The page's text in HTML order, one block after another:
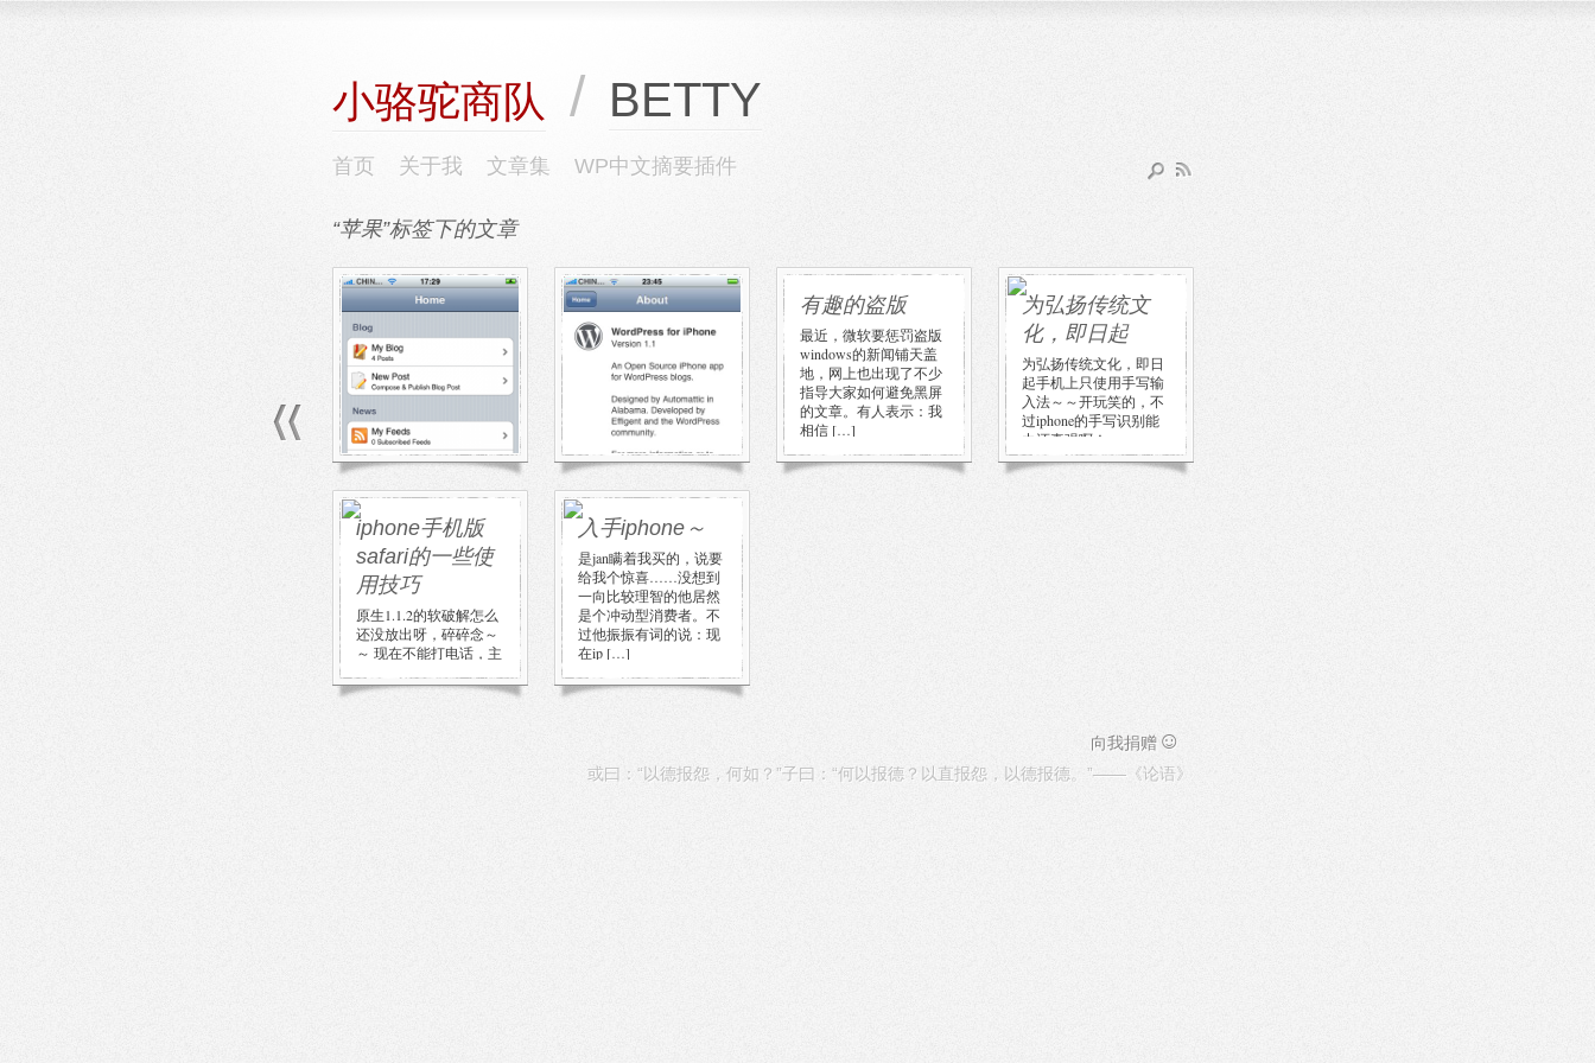
小骆驼商队 / BETTY
首页 关于我 文章集 WP中文摘要插件
“苹果”标签下的文章
用iphone写博
客的另一个程
序BlogWriter
尝试了iphone上的
wordpress程序后，索性
再试试iphone上的其他
博客程序，准备最后写
个综合评测 […]
从iphone上写
博
哈哈，现在Betty正在用
iphone往博客上发日志
^^ 不是用浏览器safari，
那样太慢，而且万一写
到一半 […]
有趣的盗版
最近，微软要惩罚盗版
windows的新闻铺天盖
地，网上也出现了不少
指导大家如何避免黑屏
的文章。有人表示：我
相信 […]
为弘扬传统文
化，即日起
为弘扬传统文化，即日
起手机上只使用手写输
入法～～开玩笑的，不
过iphone的手写识别能
力还真强啊！
iphone手机版
safari的一些使
用技巧
原生1.1.2的软破解怎么
还没放出呀，碎碎念～
～ 现在不能打电话，主
用了几天，感觉——全
入手iphone～
是jan瞒着我买的，说要
给我个惊喜……没想到
一向比较理智的他居然
是个冲动型消费者。不
过他振振有词的说：现
在ip […]
向我捐赠☺
或曰：“以德报怨，何如？”子曰：“何以报德？以直报怨，以德报德。”——《论语》